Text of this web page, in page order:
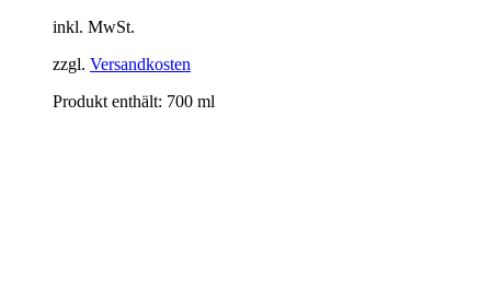
inkl. MwSt.
zzgl. Versandkosten
Produkt enthält: 700 ml